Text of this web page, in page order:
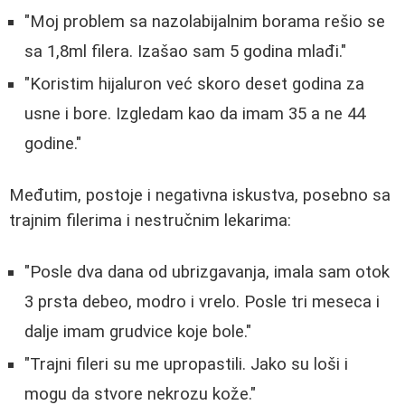
"Moj problem sa nazolabijalnim borama rešio se
sa 1,8ml filera. Izašao sam 5 godina mlađi."
"Koristim hijaluron već skoro deset godina za
usne i bore. Izgledam kao da imam 35 a ne 44
godine."
Međutim, postoje i negativna iskustva, posebno sa
trajnim filerima i nestručnim lekarima:
"Posle dva dana od ubrizgavanja, imala sam otok
3 prsta debeo, modro i vrelo. Posle tri meseca i
dalje imam grudvice koje bole."
"Trajni fileri su me upropastili. Jako su loši i
mogu da stvore nekrozu kože."